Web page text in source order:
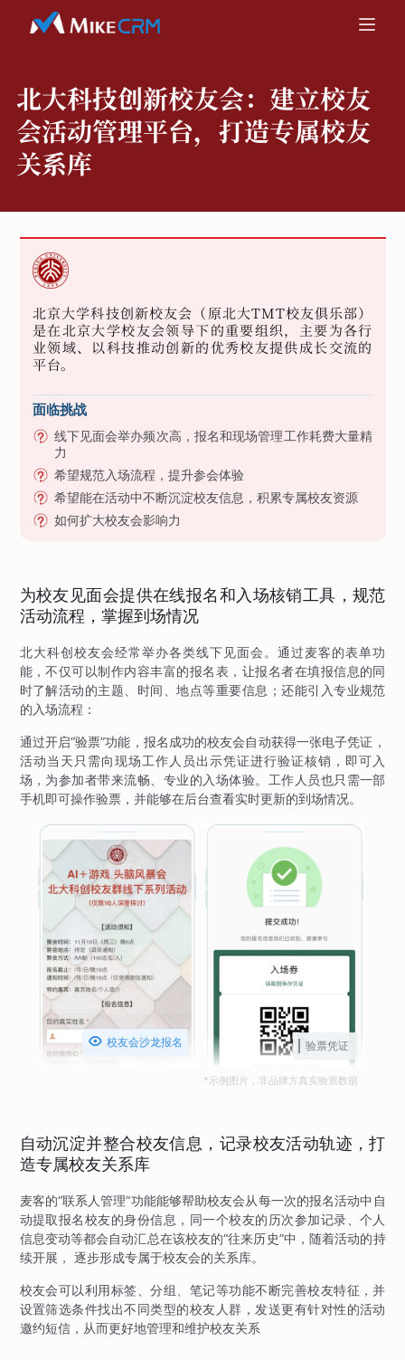
北大科技创新校友会： 建立校友
会活动管理平台，打造专属校友
关系库
北京大学科技创新校友会（原北大TMT校友俱乐部）
是在北京大学校友会领导下的重要组织，主要为各行
业领域、以科技推动创新的优秀校友提供成长交流的
平台。
面临挑战
线下见面会举办频次高，报名和现场管理工作耗费大量精
力
希望规范入场流程，提升参会体验
希望能在活动中不断沉淀校友信息，积累专属校友资源
如何扩大校友会影响力
为校友见面会提供在线报名和入场核销工具，规范
活动流程，掌握到场情况
北大科创校友会经常举办各类线下见面会。通过麦客的表单功
能，不仅可以制作内容丰富的报名表，让报名者在填报信息的同
时了解活动的主题、时间、地点等重要信息；还能引入专业规范
的入场流程：
通过开启“验票”功能，报名成功的校友会自动获得一张电子凭证，
活动当天只需向现场工作人员出示凭证进行验证核销，即可入
场，为参加者带来流畅、专业的入场体验。工作人员也只需一部
手机即可操作验票，并能够在后台查看实时更新的到场情况。
 校友会沙龙报名 验票凭证
*示例图片，非品牌方真实验票数据
自动沉淀并整合校友信息，记录校友活动轨迹，打
造专属校友关系库
麦客的“联系人管理”功能能够帮助校友会从每一次的报名活动中自
动提取报名校友的身份信息，同一个校友的历次参加记录、个人
信息变动等都会自动汇总在该校友的“往来历史”中，随着活动的持
续开展， 逐步形成专属于校友会的关系库。
校友会可以利用标签、分组、笔记等功能不断完善校友特征，并
设置筛选条件找出不同类型的校友人群，发送更有针对性的活动
邀约短信，从而更好地管理和维护校友关系